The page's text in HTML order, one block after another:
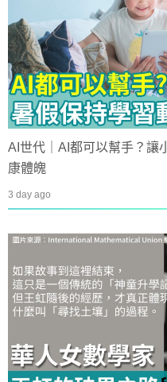
AI世代｜AI都可以幫手？讓
康體魄
3 day ago